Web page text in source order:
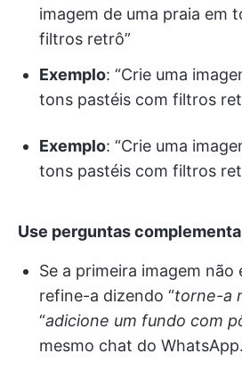
imagem de uma praia em
filtros retrô”
Exemplo: “Crie uma
tons pastéis com filtros
Exemplo: “Crie uma
tons pastéis com filtros
Use perguntas
Se a primeira imagem
refine-a dizendo “torne-a
“adicione um fundo com
mesmo chat do WhatsApp.